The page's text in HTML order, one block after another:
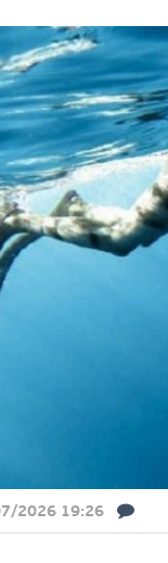
2026 19:26